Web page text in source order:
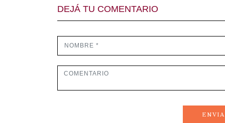
DEJÁ TU COMENTARIO